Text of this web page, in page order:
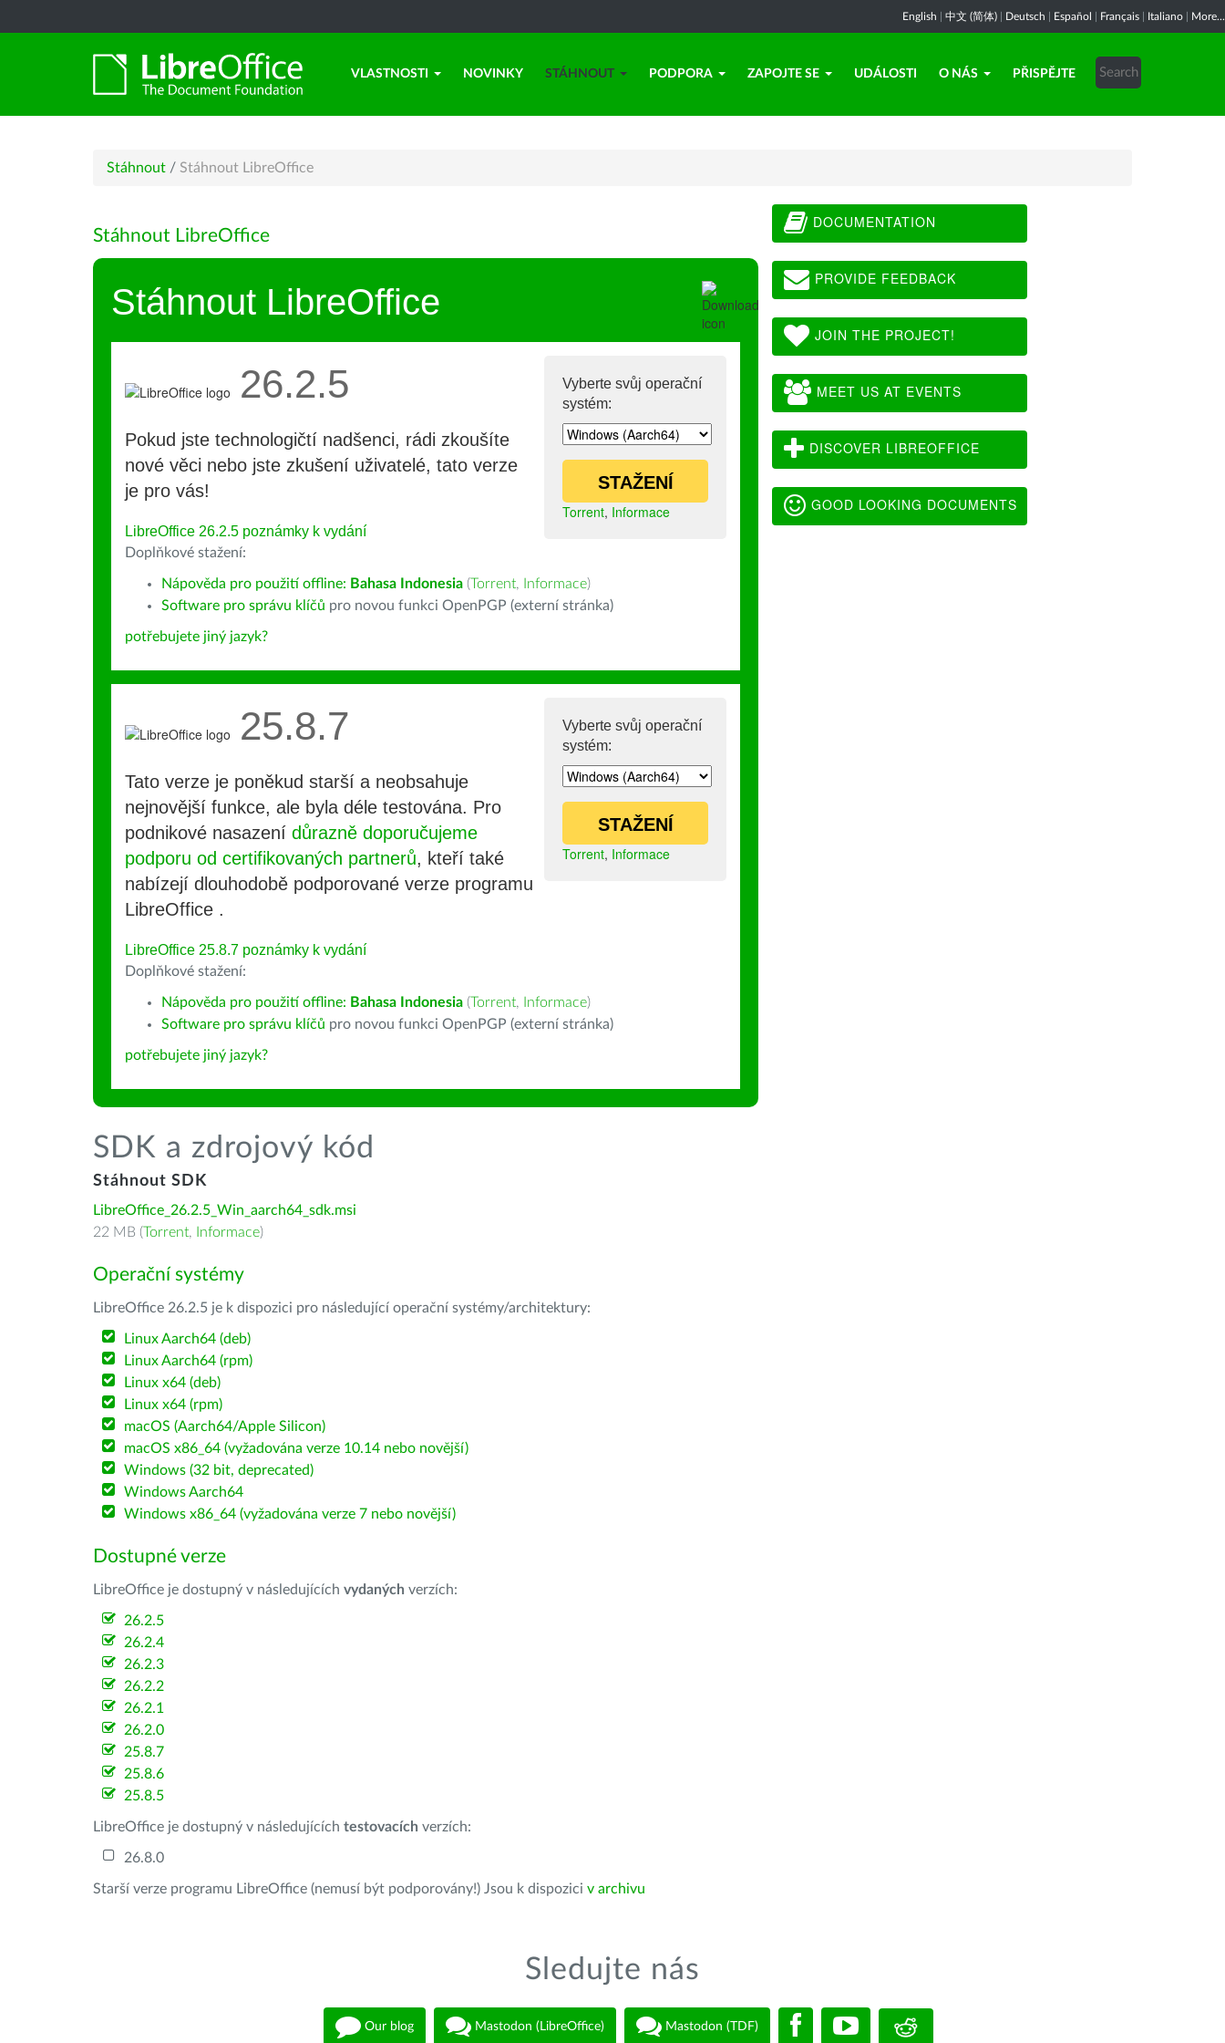
English 中文 (简体) Deutsch Español Français Italiano More...
VLASTNOSTI NOVINKY STÁHNOUT PODPORA ZAPOJTE SE UDÁLOSTI O NÁS PŘISPĚJTE
Stáhnout / Stáhnout LibreOffice
Stáhnout LibreOffice
Stáhnout LibreOffice
Vyberte svůj operační
systém:
STAŽENÍ
Torrent, Informace
26.2.5
Pokud jste technologičtí nadšenci, rádi zkoušíte
nové věci nebo jste zkušení uživatelé, tato verze
je pro vás!
LibreOffice 26.2.5 poznámky k vydání
Doplňkové stažení:
Nápověda pro použití offline: Bahasa Indonesia (Torrent, Informace)
Software pro správu klíčů pro novou funkci OpenPGP (externí stránka)
potřebujete jiný jazyk?
Vyberte svůj operační
systém:
STAŽENÍ
Torrent, Informace
25.8.7
Tato verze je poněkud starší a neobsahuje
nejnovější funkce, ale byla déle testována. Pro
podnikové nasazení důrazně doporučujeme
podporu od certifikovaných partnerů, kteří také
nabízejí dlouhodobě podporované verze programu
LibreOffice .
LibreOffice 25.8.7 poznámky k vydání
Doplňkové stažení:
Nápověda pro použití offline: Bahasa Indonesia (Torrent, Informace)
Software pro správu klíčů pro novou funkci OpenPGP (externí stránka)
potřebujete jiný jazyk?
SDK a zdrojový kód
Stáhnout SDK
LibreOffice_26.2.5_Win_aarch64_sdk.msi
22 MB (Torrent, Informace)
Operační systémy
LibreOffice 26.2.5 je k dispozici pro následující operační systémy/architektury:
Linux Aarch64 (deb)
Linux Aarch64 (rpm)
Linux x64 (deb)
Linux x64 (rpm)
macOS (Aarch64/Apple Silicon)
macOS x86_64 (vyžadována verze 10.14 nebo novější)
Windows (32 bit, deprecated)
Windows Aarch64
Windows x86_64 (vyžadována verze 7 nebo novější)
Dostupné verze
LibreOffice je dostupný v následujících vydaných verzích:
26.2.5
26.2.4
26.2.3
26.2.2
26.2.1
26.2.0
25.8.7
25.8.6
25.8.5
LibreOffice je dostupný v následujících testovacích verzích:
26.8.0
Starší verze programu LibreOffice (nemusí být podporovány!) Jsou k dispozici v archivu
DOCUMENTATION
PROVIDE FEEDBACK
JOIN THE PROJECT!
MEET US AT EVENTS
DISCOVER LIBREOFFICE
GOOD LOOKING DOCUMENTS
Sledujte nás
Our blog Mastodon (LibreOffice) Mastodon (TDF)